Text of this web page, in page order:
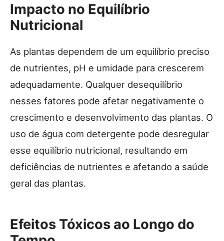
Impacto no Equilíbrio
Nutricional
As plantas dependem de um equilíbrio preciso
de nutrientes, pH e umidade para crescerem
adequadamente. Qualquer desequilíbrio
nesses fatores pode afetar negativamente o
crescimento e desenvolvimento das plantas. O
uso de água com detergente pode desregular
esse equilíbrio nutricional, resultando em
deficiências de nutrientes e afetando a saúde
geral das plantas.
Efeitos Tóxicos ao Longo do